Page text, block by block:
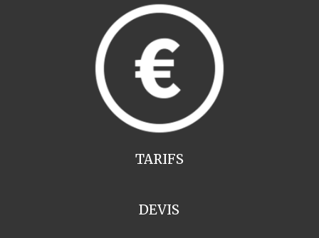
TARIFS
DEVIS